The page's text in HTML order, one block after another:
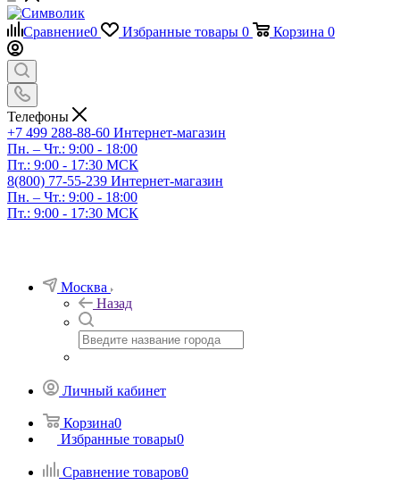
Сравнение0 Избранные товары 0 Корзина 0
Телефоны
+7 499 288-88-60 Интернет-магазин
Пн. – Чт.: 9:00 - 18:00
Пт.: 9:00 - 17:30 МСК
8(800) 77-55-239 Интернет-магазин
Пн. – Чт.: 9:00 - 18:00
Пт.: 9:00 - 17:30 МСК
Москва
Назад
Личный кабинет
Корзина0
Избранные товары0
Сравнение товаров0